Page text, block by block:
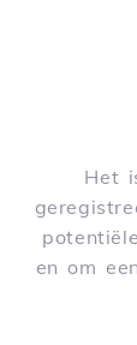
Het
en om